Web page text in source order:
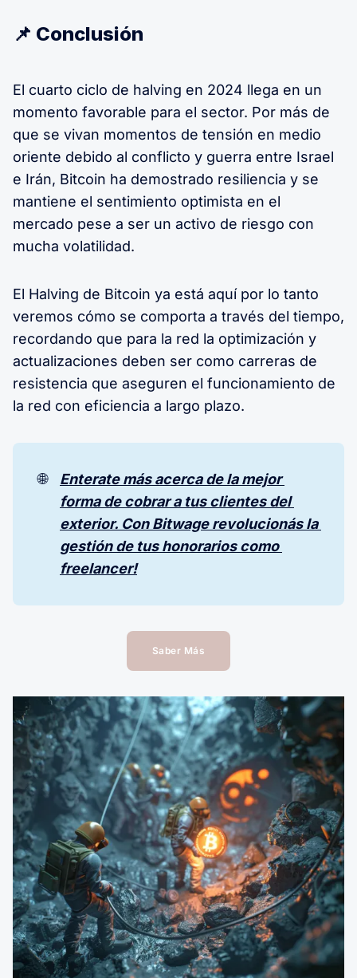
📌 Conclusión
El cuarto ciclo de halving en 2024 llega en un
momento favorable para el sector. Por más de
que se vivan momentos de tensión en medio
oriente debido al conflicto y guerra entre Israel
e Irán, Bitcoin ha demostrado resiliencia y se
mantiene el sentimiento optimista en el
mercado pese a ser un activo de riesgo con
mucha volatilidad.
El Halving de Bitcoin ya está aquí por lo tanto
veremos cómo se comporta a través del tiempo,
recordando que para la red la optimización y
actualizaciones deben ser como carreras de
resistencia que aseguren el funcionamiento de
la red con eficiencia a largo plazo.
🌐
Enterate más acerca de la mejor
forma de cobrar a tus clientes del
exterior. Con Bitwage revolucionás la
gestión de tus honorarios como
freelancer!
Saber Más